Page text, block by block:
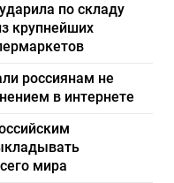
по складу
крупнейших
россиянам не
в интернете
мира